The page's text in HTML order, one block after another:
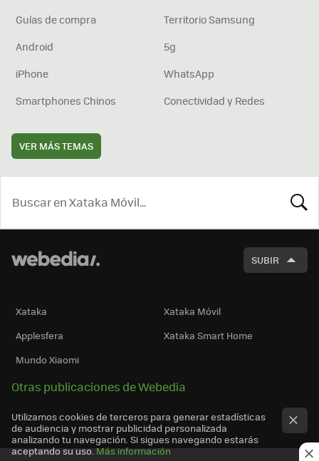
Guías de compra
Territorio Samsung
Android
5g
iPhone
WhatsApp
Smartphones Chinos
Conectividad y Redes
VER MÁS TEMAS
SUBIR
Xataka
Xataka Móvil
Applesfera
Xataka Smart Home
Mundo Xiaomi
Otras publicaciones de Webedia
Utilizamos cookies de terceros para generar estadísticas
de audiencia y mostrar publicidad personalizada
analizando tu navegación. Si sigues navegando estarás
aceptando su uso. Más información